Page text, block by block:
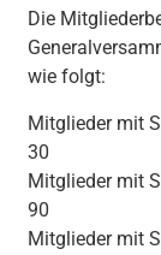
Die
wie folgt:
Mitglieder mit
30
Mitglieder mit
90
Mitglieder mit